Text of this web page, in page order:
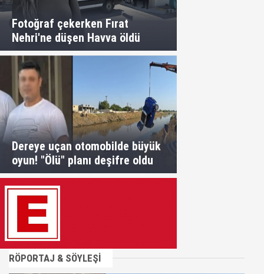
Fotoğraf çekerken Fırat
Nehri'ne düşen Havva öldü
Dereye uçan otomobilde büyük
oyun! "Ölü" planı deşifre oldu
RÖPORTAJ & SÖYLEŞİ